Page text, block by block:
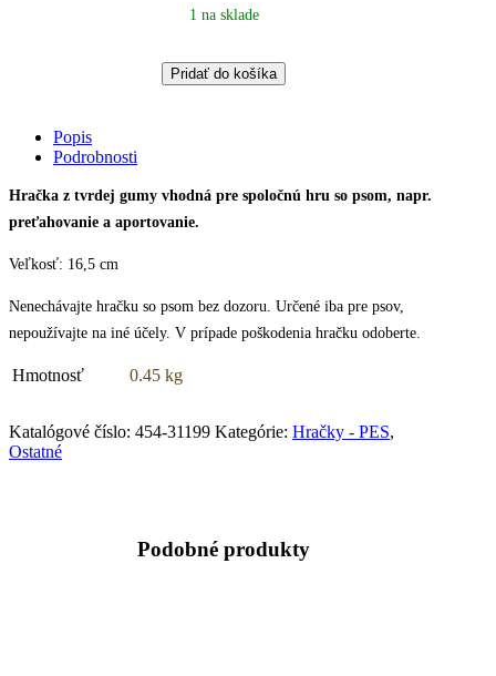
1 na sklade
Hračka
pre
čierny
16,5cm
Pridať do košíka
Popis
Podrobnosti
Hračka z tvrdej gumy vhodná pre spoločnú hru so psom, napr.
preťahovanie a aportovanie.
Veľkosť: 16,5 cm
Nenechávajte hračku so psom bez dozoru. Určené iba pre psov,
nepoužívajte na iné účely. V prípade poškodenia hračku odoberte.
Hmotnosť 0.45 kg
Katalógové číslo: 454-31199 Kategórie: Hračky - PES,
Ostatné
Podobné produkty